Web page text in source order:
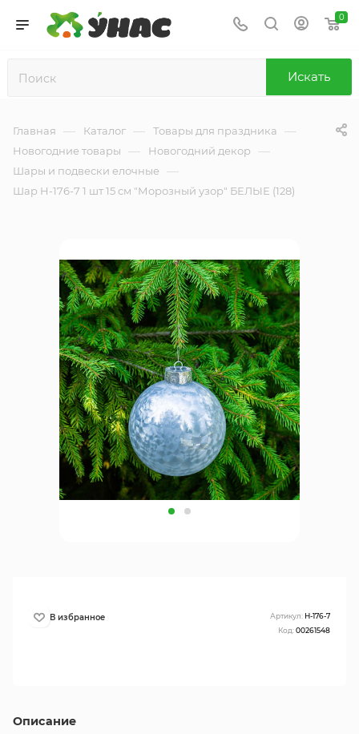
0
Искать
Главная — Каталог — Товары для праздника —
Новогодние товары — Новогодний декор —
Шары и подвески елочные —
Шар H-176-7 1 шт 15 см "Морозный узор" БЕЛЫЕ (128)
Описание
Артикул: H-176-7
Код:00261548